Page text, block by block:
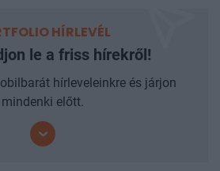
HÍRLEVÉL
le a friss hírekről!
hírleveleinkre és járjon
mindenki előtt.